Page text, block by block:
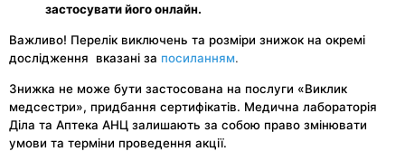
застосувати його онлайн.
Важливо! Перелік виключень та розміри знижок на окремі
дослідження вказані за посиланням.
Знижка не може бути застосована на послуги «Виклик
медсестри», придбання сертифікатів. Медична лабораторія
Діла та Аптека АНЦ залишають за собою право змінювати
умови та терміни проведення акції.